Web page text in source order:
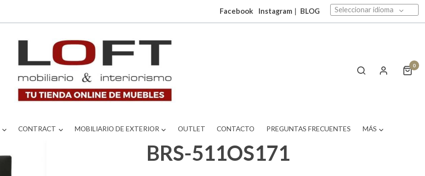
Facebook Instagram | BLOG Seleccionar idioma
0
CONTRACT MOBILIARIO DE EXTERIOR OUTLET CONTACTO PREGUNTAS FRECUENTES MÁS
BRS-511OS171